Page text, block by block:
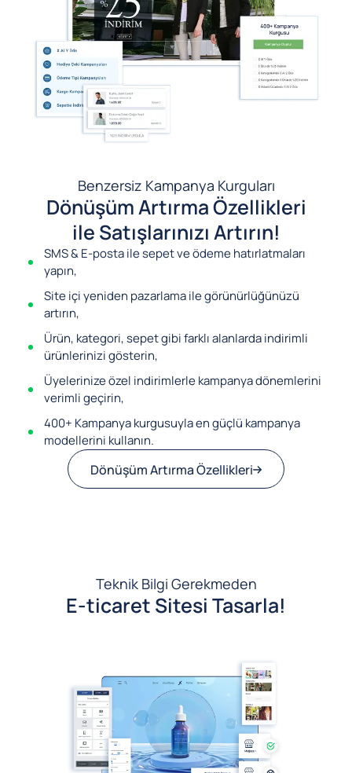
Benzersiz Kampanya Kurguları
Dönüşüm Artırma Özellikleri
ile Satışlarınızı Artırın!
SMS & E-posta ile sepet ve ödeme hatırlatmaları
yapın,
Site içi yeniden pazarlama ile görünürlüğünüzü
artırın,
Ürün, kategori, sepet gibi farklı alanlarda indirimli
ürünlerinizi gösterin,
Üyelerinize özel indirimlerle kampanya dönemlerini
verimli geçirin,
400+ Kampanya kurgusuyla en güçlü kampanya
modellerini kullanın.
Dönüşüm Artırma Özellikleri
Teknik Bilgi Gerekmeden
E-ticaret Sitesi Tasarla!